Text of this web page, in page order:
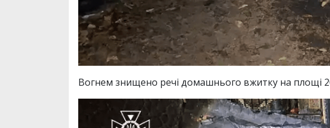
Вогнем знищено речі домашнього вжитку на площі